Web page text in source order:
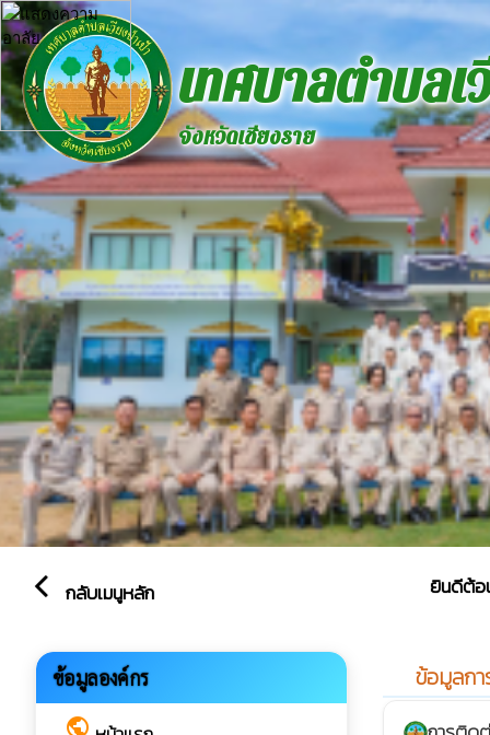
เทศบาลตำบลเ
จังหวัดเชียงราย
arrow_back_ios กลับเมนูหลัก ยินดีต้อนรับ
ข้อมูลองค์กร
public
ข้อมูลก